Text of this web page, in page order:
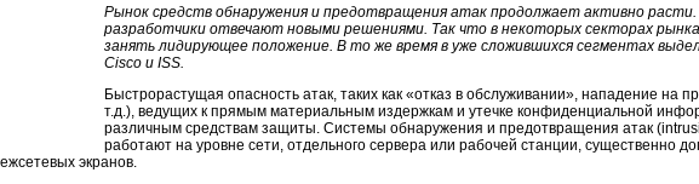
Рынок средств обнаружения и предотвращения атак продолжает активно
разработчики отвечают новыми решениями. Так что в некоторых секторах
занять лидирующее положение. В то же время в уже сложившихся сегментах
Cisco и ISS.
Быстрорастущая опасность атак, таких как «отказ в обслуживании», нападение на
т.д.), ведущих к прямым материальным издержкам и утечке конфиденциальной
различным средствам защиты. Системы обнаружения и предотвращения атак
работают на уровне сети, отдельного сервера или рабочей станции, существенно
экранов.